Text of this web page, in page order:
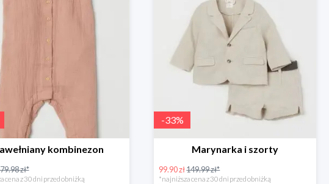
kombinezon
79.98 zł*
cena z 30 dni przed obniżką
-33%
Marynarka i szorty
99.90 zł149.99 zł*
*najniższa cena z 30 dni przed obniżką